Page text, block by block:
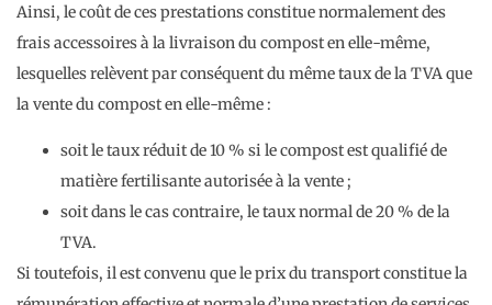
Ainsi, le coût de ces prestations constitue normalement des
frais accessoires à la livraison du compost en elle-même,
lesquelles relèvent par conséquent du même taux de la TVA que
la vente du compost en elle-même :
soit le taux réduit de 10 % si le compost est qualifié de
matière fertilisante autorisée à la vente ;
soit dans le cas contraire, le taux normal de 20 % de la
TVA.
Si toutefois, il est convenu que le prix du transport constitue la